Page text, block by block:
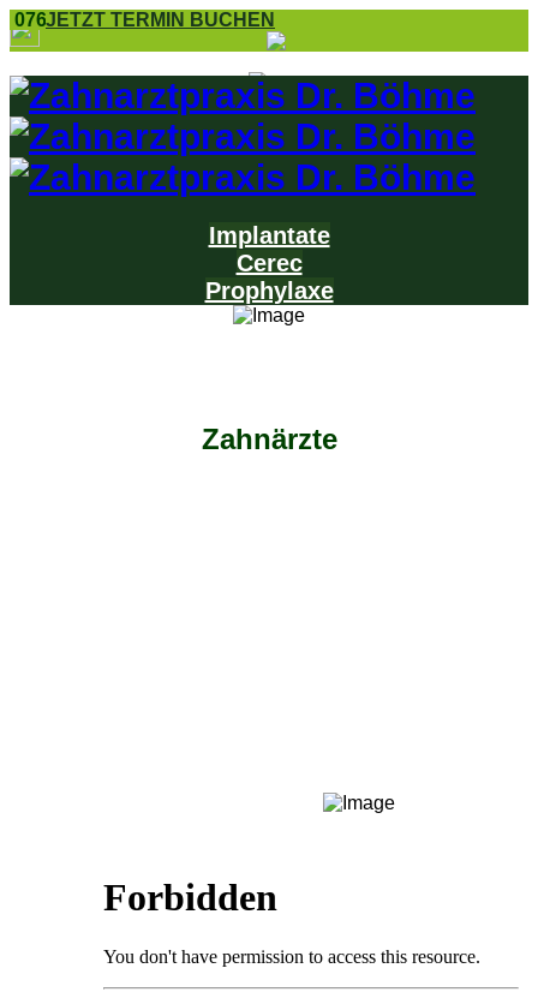
0761 8 55 25
JETZT TERMIN BUCHEN
Implantate
Cerec
Prophylaxe
Zahnärzte